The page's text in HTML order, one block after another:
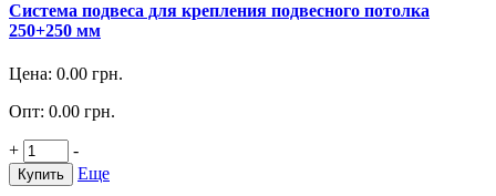
Система подвеса для крепления подвесного потолка
250+250 мм
Цена: 0.00 грн.
Опт: 0.00 грн.
+ -
Купить Еще